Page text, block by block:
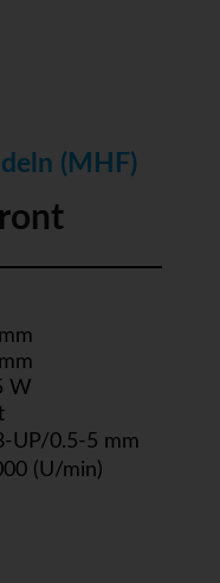
(MHF)
W
UP/0.5-5 mm
(U/min)